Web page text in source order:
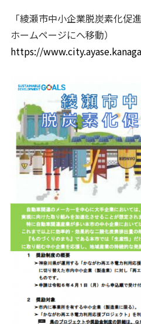
「綾瀬市中小企業脱炭素化促
ホームページにへ移動）
https://